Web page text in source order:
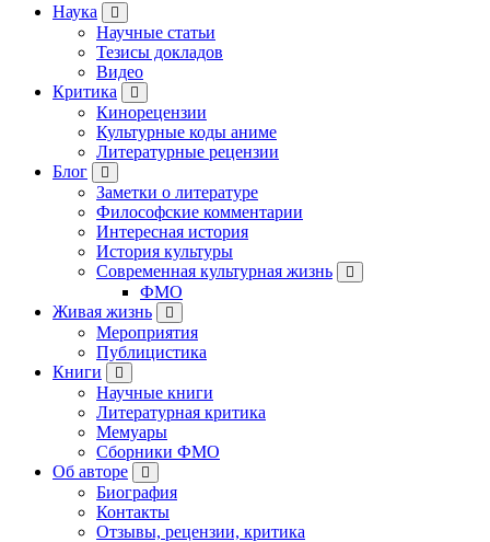
Наука
Научные статьи
Тезисы докладов
Видео
Критика
Кинорецензии
Культурные коды аниме
Литературные рецензии
Блог
Заметки о литературе
Философские комментарии
Интересная история
История культуры
Современная культурная жизнь
ФМО
Живая жизнь
Мероприятия
Публицистика
Книги
Научные книги
Литературная критика
Мемуары
Сборники ФМО
Об авторе
Биография
Контакты
Отзывы, рецензии, критика